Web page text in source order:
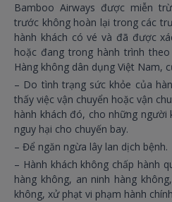
Bamboo Airways được miễn
trước không hoàn lại trong các
hành khách có vé và đã được
hoặc đang trong hành trình
Hàng không dân dụng Việt Nam,
– Do tình trạng sức khỏe của
thấy việc vận chuyển hoặc vận
hành khách đó, cho những
nguy hại cho chuyến bay.
– Để ngăn ngừa lây lan dịch bệnh.
– Hành khách không chấp hành
hàng không, an ninh hàng
không, xử phạt vi phạm hành